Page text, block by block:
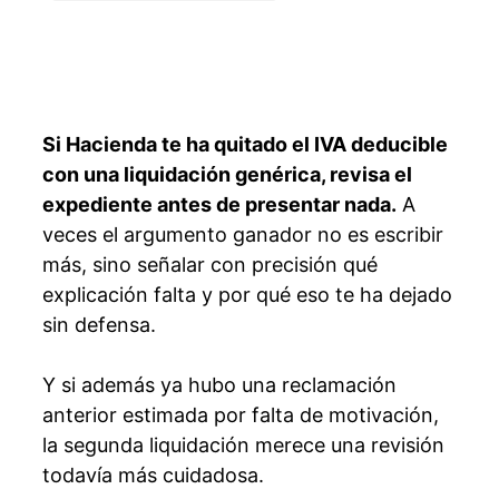
Si Hacienda te ha quitado el IVA deducible
con una liquidación genérica, revisa el
expediente antes de presentar nada. A
veces el argumento ganador no es escribir
más, sino señalar con precisión qué
explicación falta y por qué eso te ha dejado
sin defensa.
Y si además ya hubo una reclamación
anterior estimada por falta de motivación,
la segunda liquidación merece una revisión
todavía más cuidadosa.